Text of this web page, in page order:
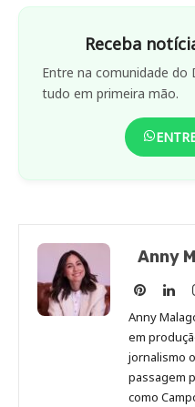
Receba
Entre na comunidade do
tudo em primeira mão.
Anny
Anny
no
no
Anny
em
jornalismo
passagem
como